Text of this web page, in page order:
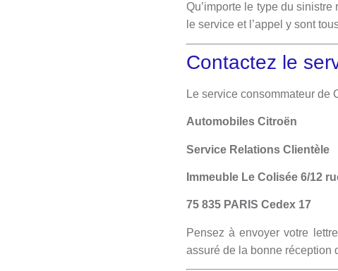
Qu’importe le type du
le service et l’appel y sont
Contactez le
Le service consommateur de
Automobiles Citroën
Service Relations Clientèle
Immeuble Le Colisée 6/12
75 835 PARIS Cedex 17
Pensez à envoyer votre
assuré de la bonne réception